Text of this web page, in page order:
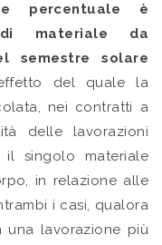
percentuale è
materiale da
semestre solare
del quale la
nei contratti a
delle lavorazioni
il singolo materiale
in relazione alle
i casi, qualora
una lavorazione più